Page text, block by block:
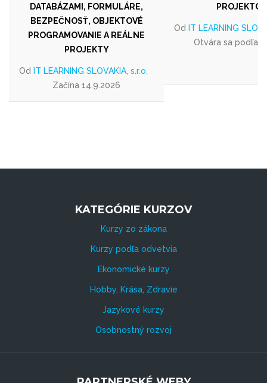
DATABÁZAMI, FORMULÁRE,
BEZPEČNOSŤ, OBJEKTOVÉ
PROGRAMOVANIE A REÁLNE
PROJEKTY
Od IT LEARNING SLOVAKIA, s.r.o.
Začína 14.9.2026
PROJEKTOV
Od IT LEARNING
Otvára sa podľa
KATEGÓRIE KURZOV
Kurzy zo zákona
Kurzy podľa odvetvia
Ekonomické kurzy
Hobby, Krása, Zdravie
Jazykové kurzy
Osobnostný rozvoj